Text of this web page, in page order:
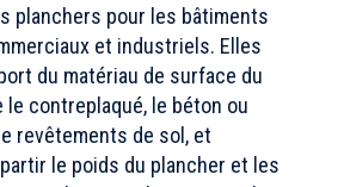
planchers pour les bâtiments
et industriels. Elles
du matériau de surface du
le contreplaqué, le béton ou
revêtements de sol, et
le poids du plancher et les